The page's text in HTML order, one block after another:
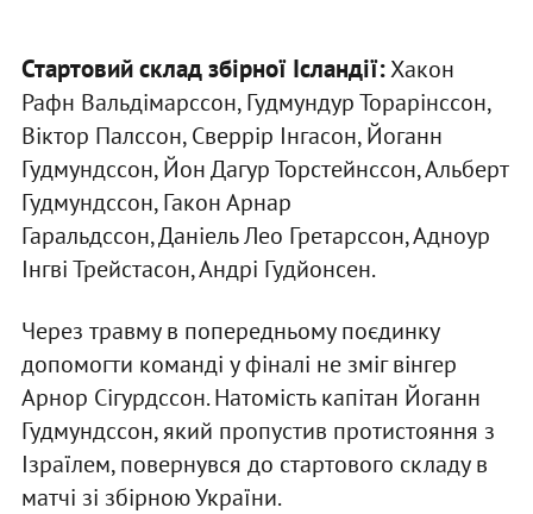
Стартовий склад збірної Ісландії:Хакон
Рафн Вальдімарссон, Гудмундур Торарінссон,
Віктор Палссон, Сверрір Інгасон, Йоганн
Гудмундссон, Йон Дагур Торстейнссон, Альберт
Гудмундссон, Гакон Арнар
Гаральдссон, Даніель Лео Гретарссон, Адноур
Інгві Трейстасон, Андрі Гудйонсен.
Через травму в попередньому поєдинку
допомогти команді у фіналі не зміг вінгер
Арнор Сігурдссон. Натомість капітан Йоганн
Гудмундссон, який пропустив протистояння з
Ізраїлем, повернувся до стартового складу в
матчі зі збірною України.